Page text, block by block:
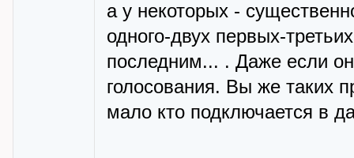
а у некоторых -
одного-двух первых-
последним... . Даже если
голосования. Вы же таких
мало кто подключается в